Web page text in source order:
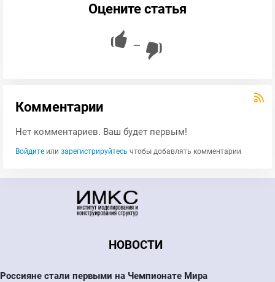
Оцените статья
—
Комментарии
Нет комментариев. Ваш будет первым!
Войдите или зарегистрируйтесь чтобы добавлять комментарии
НОВОСТИ
Россияне стали первыми на Чемпионате Мира